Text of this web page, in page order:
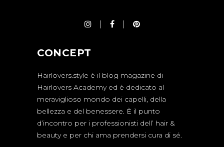
CONCEPT
Hairlovers.style è il blog magazine di
Hairlovers Academy ed è dedicato al
meraviglioso mondo dei capelli, della
bellezza e del benessere. È il punto
d’incontro per i professionisti dell’ hair &
beauty e per chi ama prendersi cura di sé.